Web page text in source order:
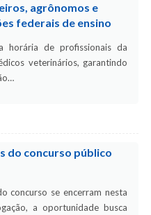
agrônomos e
federais de ensino
horária de profissionais da
veterinários, garantindo
do concurso público
concurso se encerram nesta
a oportunidade busca